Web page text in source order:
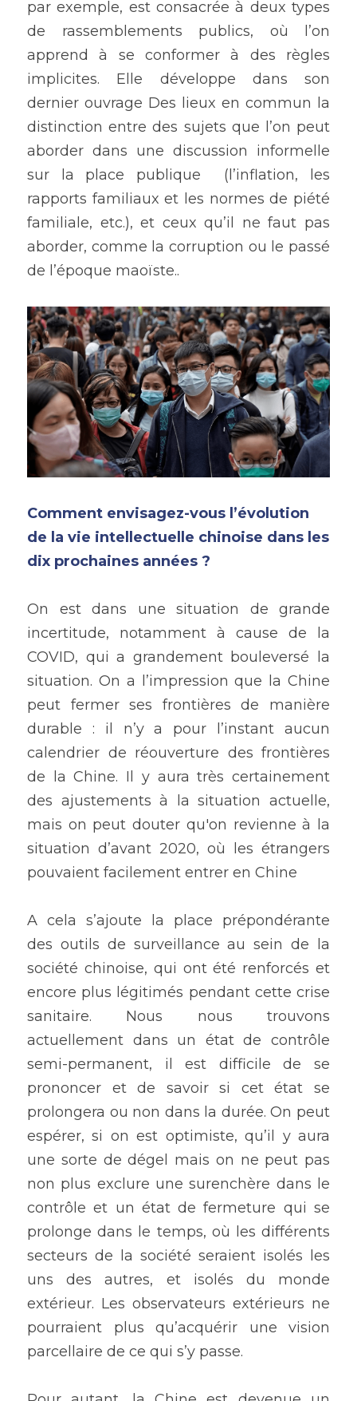
par exemple, est consacrée à deux types
de rassemblements publics, où l’on
apprend à se conformer à des règles
implicites. Elle développe dans son
dernier ouvrage Des lieux en commun la
distinction entre des sujets que l’on peut
aborder dans une discussion informelle
sur la place publique  (l’inflation, les
rapports familiaux et les normes de piété
familiale, etc.), et ceux qu’il ne faut pas
aborder, comme la corruption ou le passé
de l’époque maoïste..
Comment envisagez-vous l’évolution
de la vie intellectuelle chinoise dans les
dix prochaines années ?
On est dans une situation de grande
incertitude, notamment à cause de la
COVID, qui a grandement bouleversé la
situation. On a l’impression que la Chine
peut fermer ses frontières de manière
durable : il n’y a pour l’instant aucun
calendrier de réouverture des frontières
de la Chine. Il y aura très certainement
des ajustements à la situation actuelle,
mais on peut douter qu'on revienne à la
situation d’avant 2020, où les étrangers
pouvaient facilement entrer en Chine
A cela s’ajoute la place prépondérante
des outils de surveillance au sein de la
société chinoise, qui ont été renforcés et
encore plus légitimés pendant cette crise
sanitaire. Nous nous trouvons
actuellement dans un état de contrôle
semi-permanent, il est difficile de se
prononcer et de savoir si cet état se
prolongera ou non dans la durée. On peut
espérer, si on est optimiste, qu’il y aura
une sorte de dégel mais on ne peut pas
non plus exclure une surenchère dans le
contrôle et un état de fermeture qui se
prolonge dans le temps, où les différents
secteurs de la société seraient isolés les
uns des autres, et isolés du monde
extérieur. Les observateurs extérieurs ne
pourraient plus qu’acquérir une vision
parcellaire de ce qui s’y passe.